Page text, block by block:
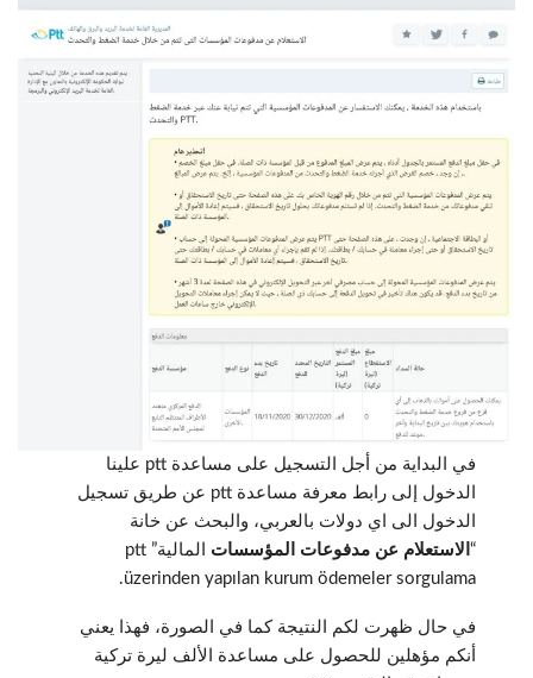
في البداية من أجل التسجيل على مساعدة ptt علينا
الدخول إلى رابط معرفة مساعدة ptt عن طريق تسجيل
الدخول الى اي دولات بالعربي، والبحث عن خانة
“ الاستعلام عن مدفوعات المؤسسات
المالية” ptt
üzerinden yapılan kurum ödemeler sorgulama.
في حال ظهرت لكم النتيجة كما في الصورة، فهذا يعني
أنكم مؤهلين للحصول على مساعدة الألف ليرة تركية